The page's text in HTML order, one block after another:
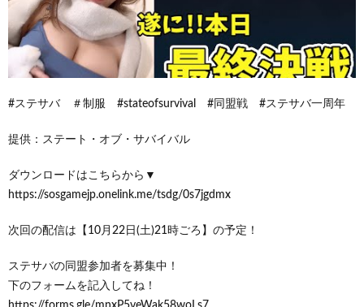
#ステサバ ＃制服 #stateofsurvival #同盟戦 #ステサバ一周年
提供：ステート・オブ・サバイバル
ダウンロードはこちらから▼
https://sosgamejp.onelink.me/tsdg/0s7jgdmx
次回の配信は【10月22日(土)21時ごろ】の予定！
ステサバの同盟参加者を募集中！
下のフォームを記入してね！